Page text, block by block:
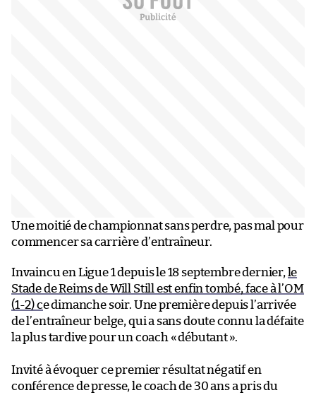
Une moitié de championnat sans perdre, pas mal pour
commencer sa carrière d’entraîneur.
Invaincu en Ligue 1 depuis le 18 septembre dernier, le
Stade de Reims de Will Still est enfin tombé, face à l’OM
(1-2) ce dimanche soir. Une première depuis l’arrivée
de l’entraîneur belge, qui a sans doute connu la défaite
la plus tardive pour un coach «débutant».
Invité à évoquer ce premier résultat négatif en
conférence de presse, le coach de 30 ans a pris du